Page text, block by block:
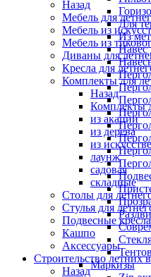
Для
Из
Навес
Маркизы
Назад
Мебель для
Мебель из
Мебель из
Диваны для
Кресла для
Комплекты для
Назад
Комплекты
из акации
из дерева
из
лаунж
садовая
складные
Столы для
Стулья для
Подвесные кресла
Кашпо
Аксессуары
Строительство летних
Назад